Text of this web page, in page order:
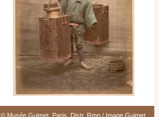
© Musée Guimet, Paris, Distr. Rmn / Image Guimet